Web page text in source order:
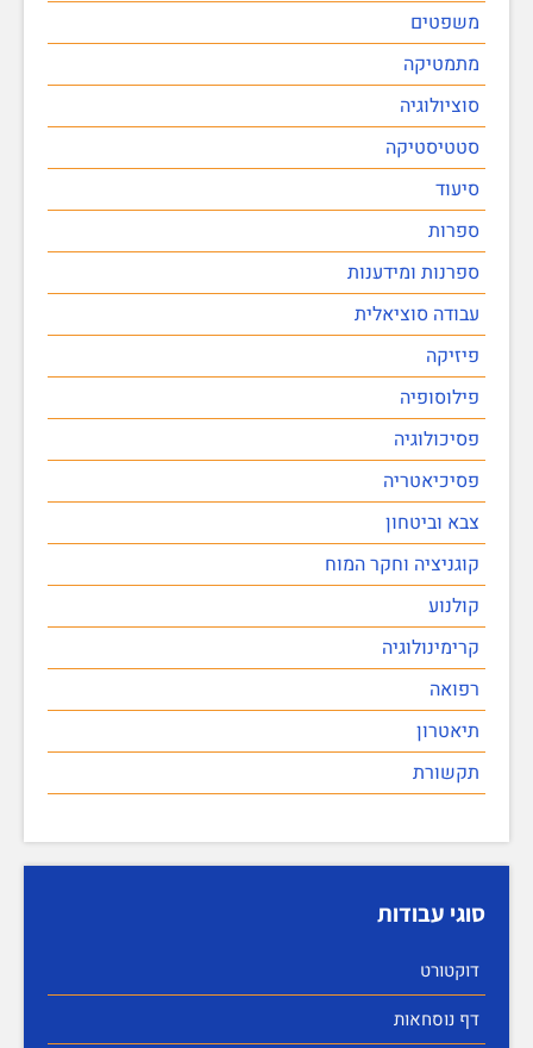
משפטים
מתמטיקה
סוציולוגיה
סטטיסטיקה
סיעוד
ספרות
ספרנות ומידענות
עבודה סוציאלית
פיזיקה
פילוסופיה
פסיכולוגיה
פסיכיאטריה
צבא וביטחון
קוגניציה וחקר המוח
קולנוע
קרימינולוגיה
רפואה
תיאטרון
תקשורת
סוגי עבודות
דוקטורט
דף נוסחאות